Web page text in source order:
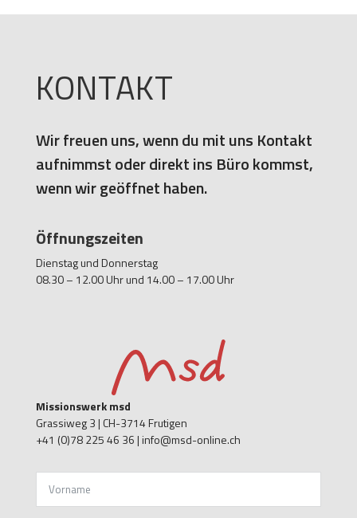
KONTAKT
Wir freuen uns, wenn du mit uns Kontakt
aufnimmst oder direkt ins Büro kommst,
wenn wir geöffnet haben.
Öffnungszeiten
Dienstag und Donnerstag
08.30 – 12.00 Uhr und 14.00 – 17.00 Uhr
Missionswerk msd
Grassiweg 3 | CH-3714 Frutigen
+41 (0)78 225 46 36 | info@msd-online.ch